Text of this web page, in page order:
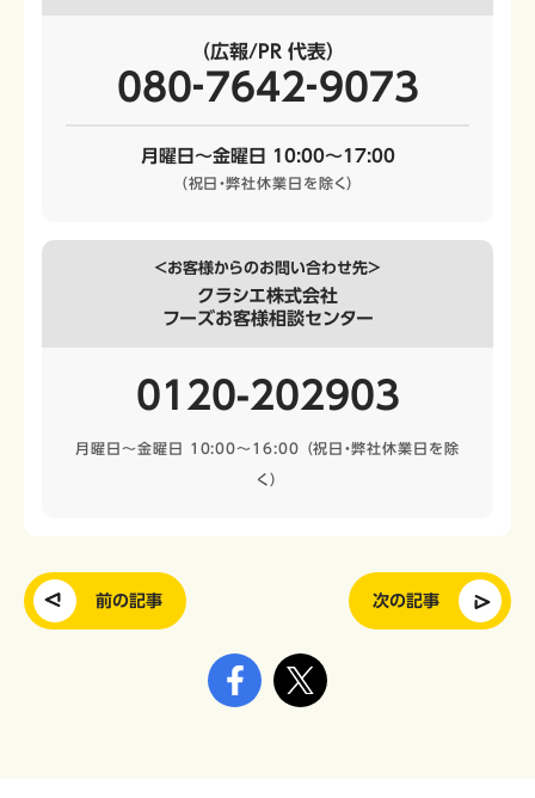
（広報/PR 代表）
080‐7642‐9073
月曜日～金曜日 10:00～17:00
（祝日・弊社休業日を除く）
＜お客様からのお問い合わせ先＞
クラシエ株式会社
フーズお客様相談センター
0120-202903
月曜日～金曜日 10:00～16:00 （祝日・弊社休業日を除
く）
前の記事 次の記事